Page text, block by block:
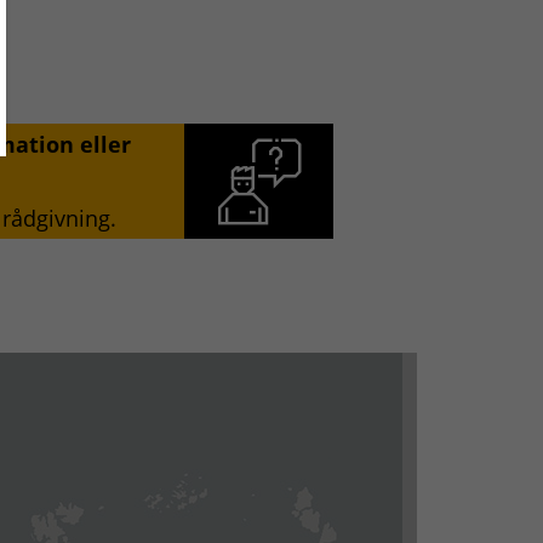
eller